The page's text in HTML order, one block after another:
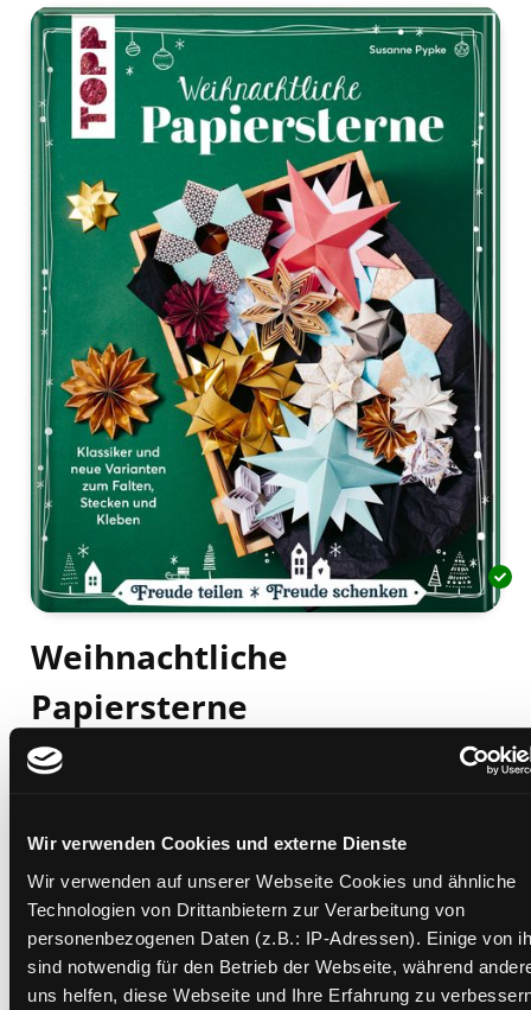
Wir verwenden Cookies und externe Dienste
Wir verwenden auf unserer Webseite Cookies und ähnliche
Technologien von Drittanbietern zur Verarbeitung von
personenbezogenen Daten (z.B.: IP-Adressen). Einige von
sind notwendig für den Betrieb der Webseite, während
uns helfen, diese Webseite und Ihre Erfahrung zu
Weihnachtliche
Papiersterne
Klassiker und neue Varianten zum Falten, Stecken
und Kleben
Verfasser: Suche nach diesem Verfasser
Pypke, Susanne
Beschreibung ein-/ausblenden
Mehr Informationen ein-/ausblenden